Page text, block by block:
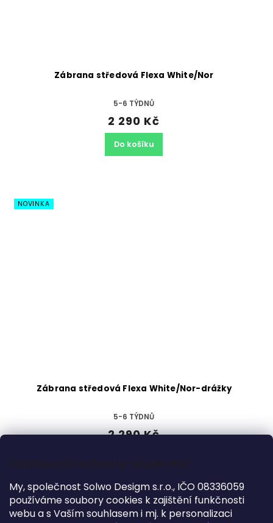
Nastavení ochrany soukromí
My, společnost Solwo Desigm s.r.o., IČO 08336059
používáme soubory cookies k zajištění funkčnosti
webu a s Vaším souhlasem i mj. k personalizaci
Zábrana středová Flexa White/Nor
5-6 TÝDNŮ
2 290 Kč
Do košíku
NOVINKA
Zábrana středová Flexa White/Nor-drážky
5-6 TÝDNŮ
2 290 Kč
Do košíku